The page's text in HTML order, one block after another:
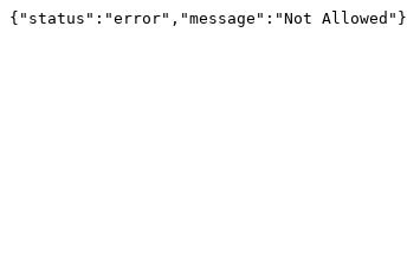
{"status":"error","message":"Not Allowed"}